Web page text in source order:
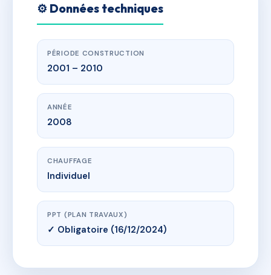
⚙️ Données techniques
PÉRIODE CONSTRUCTION
2001 – 2010
ANNÉE
2008
CHAUFFAGE
Individuel
PPT (PLAN TRAVAUX)
✓ Obligatoire (16/12/2024)